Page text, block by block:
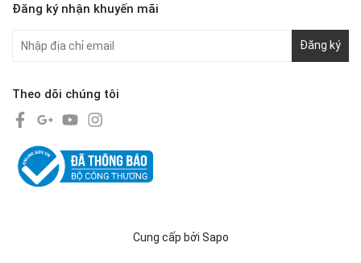
Đăng ký nhận khuyến mãi
Đăng ký
Theo dõi chúng tôi
Cung cấp bởi Sapo